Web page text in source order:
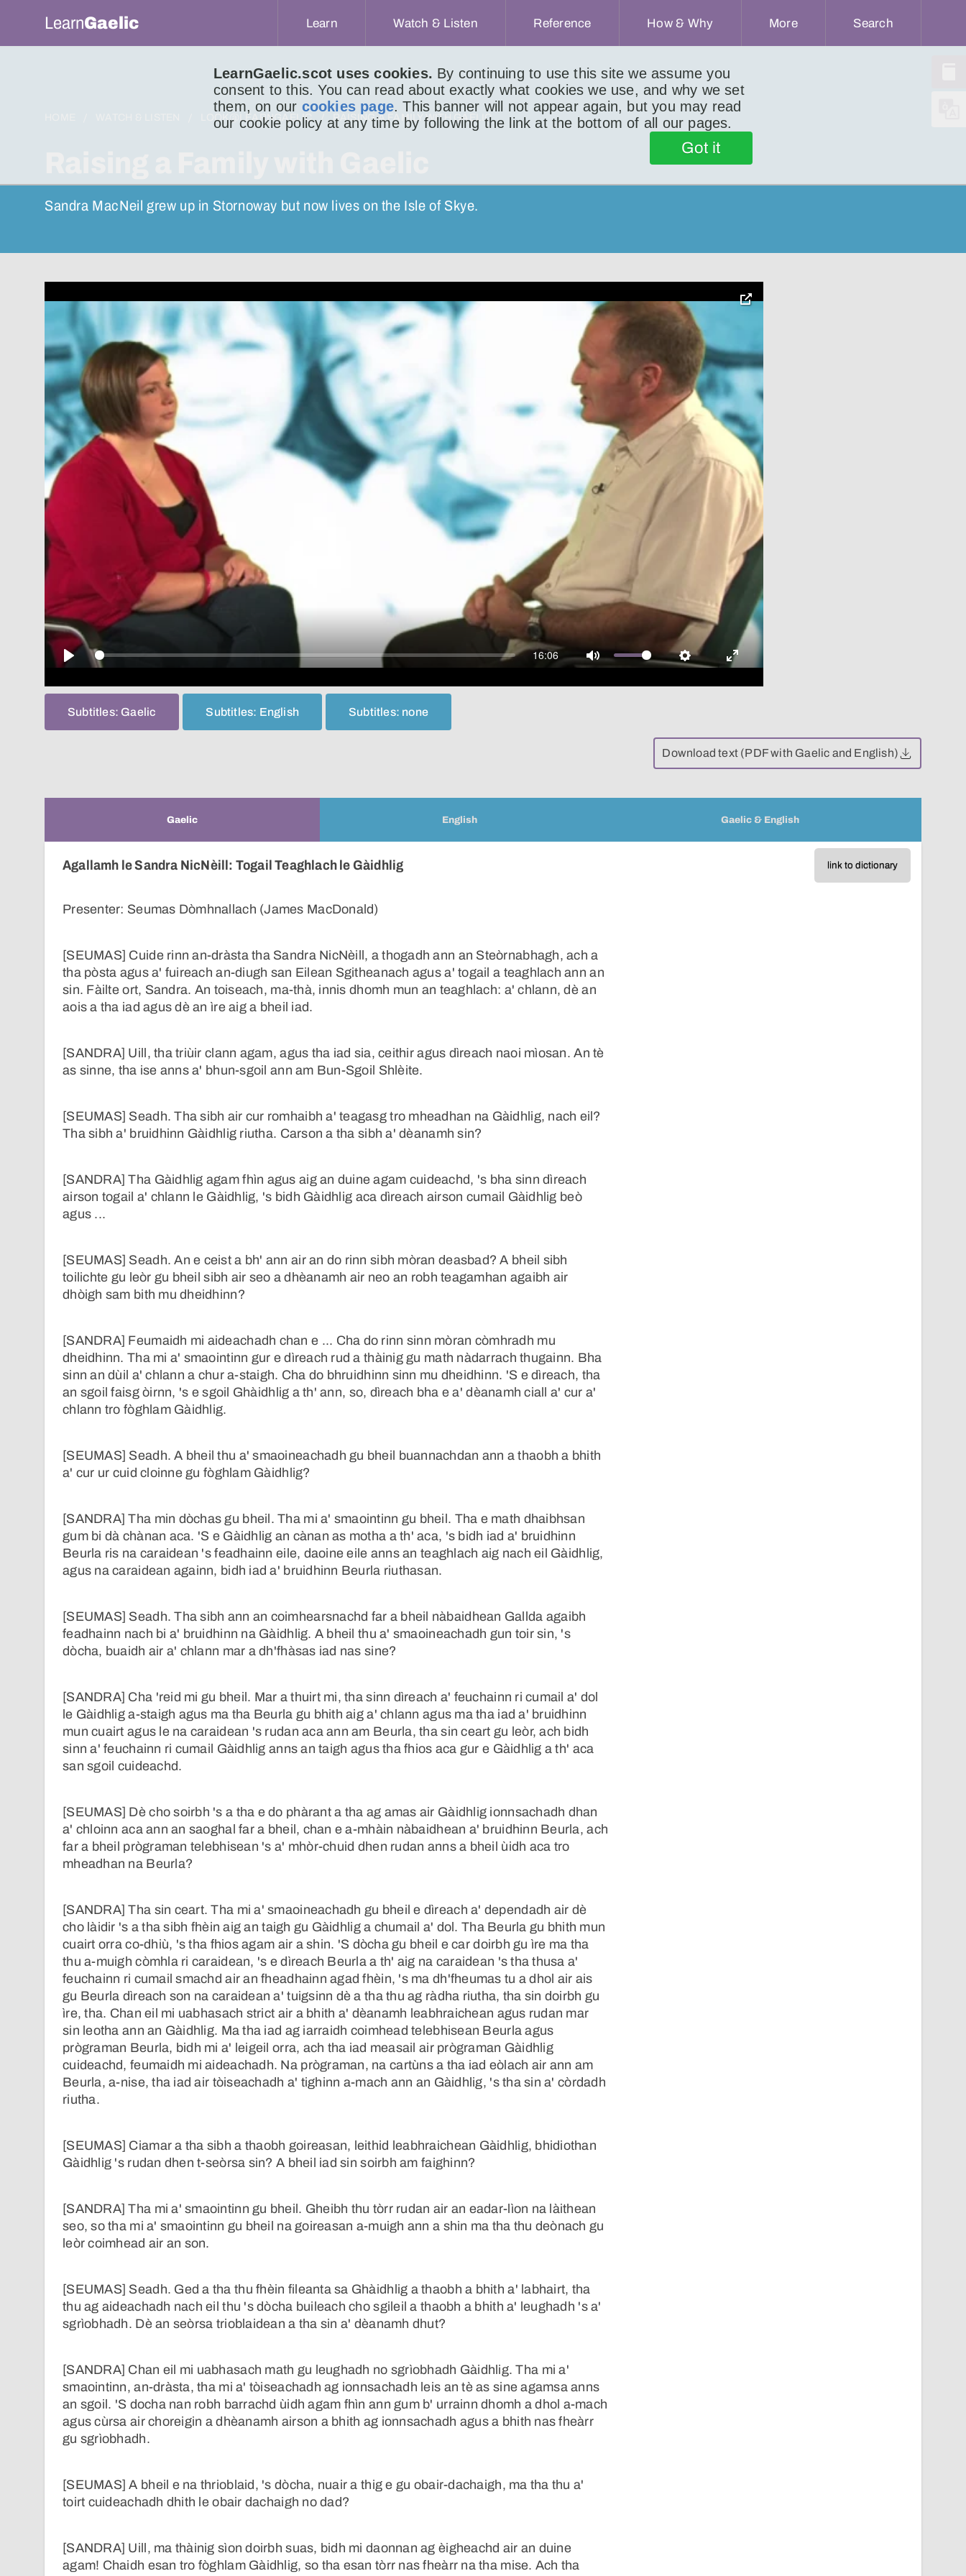
LearnGaelic.scot uses cookies. By continuing to use this site we assume you
consent to this. You can read about exactly what cookies we use, and why we set
them, on our cookies page. This banner will not appear again, but you may read
our cookie policy at any time by following the link at the bottom of all our pages.
Got it
LearnGaelic Learn Watch & Listen Reference How & Why More Search
LOOK@LEARNGAELIC RAISING A FAMILY WITH GAELIC
Sandra MacNeil grew up in Stornoway but now lives on the Isle of Skye.
Play
16:06
Mute Settings Enter
fullscreen
toggle
Subtitles: Gaelic Subtitles: English Subtitles: none
Download text (PDF with Gaelic and English)
Gaelic English Gaelic & English
link to dictionary
Agallamh le Sandra NicNèill: Togail Teaghlach le Gàidhlig
Presenter: Seumas Dòmhnallach (James MacDonald)
[SEUMAS] Cuide rinn an-dràsta tha Sandra NicNèill, a thogadh ann an Steòrnabhagh, ach a
tha pòsta agus a' fuireach an-diugh san Eilean Sgitheanach agus a' togail a teaghlach ann an
sin. Fàilte ort, Sandra. An toiseach, ma-thà, innis dhomh mun an teaghlach: a' chlann, dè an
aois a tha iad agus dè an ìre aig a bheil iad.
[SANDRA] Uill, tha triùir clann agam, agus tha iad sia, ceithir agus dìreach naoi mìosan. An tè
as sinne, tha ise anns a' bhun-sgoil ann am Bun-Sgoil Shlèite.
[SEUMAS] Seadh. Tha sibh air cur romhaibh a' teagasg tro mheadhan na Gàidhlig, nach eil?
Tha sibh a' bruidhinn Gàidhlig riutha. Carson a tha sibh a' dèanamh sin?
[SANDRA] Tha Gàidhlig agam fhìn agus aig an duine agam cuideachd, 's bha sinn dìreach
airson togail a' chlann le Gàidhlig, 's bidh Gàidhlig aca dìreach airson cumail Gàidhlig beò
agus ...
[SEUMAS] Seadh. An e ceist a bh' ann air an do rinn sibh mòran deasbad? A bheil sibh
toilichte gu leòr gu bheil sibh air seo a dhèanamh air neo an robh teagamhan agaibh air
dhòigh sam bith mu dheidhinn?
[SANDRA] Feumaidh mi aideachadh chan e ... Cha do rinn sinn mòran còmhradh mu
dheidhinn. Tha mi a' smaointinn gur e dìreach rud a thàinig gu math nàdarrach thugainn. Bha
sinn an dùil a' chlann a chur a-staigh. Cha do bhruidhinn sinn mu dheidhinn. 'S e dìreach, tha
an sgoil faisg òirnn, 's e sgoil Ghàidhlig a th' ann, so, dìreach bha e a' dèanamh ciall a' cur a'
chlann tro fòghlam Gàidhlig.
[SEUMAS] Seadh. A bheil thu a' smaoineachadh gu bheil buannachdan ann a thaobh a bhith
a' cur ur cuid cloinne gu fòghlam Gàidhlig?
[SANDRA] Tha min dòchas gu bheil. Tha mi a' smaointinn gu bheil. Tha e math dhaibhsan
gum bi dà chànan aca. 'S e Gàidhlig an cànan as motha a th' aca, 's bidh iad a' bruidhinn
Beurla ris na caraidean 's feadhainn eile, daoine eile anns an teaghlach aig nach eil Gàidhlig,
agus na caraidean againn, bidh iad a' bruidhinn Beurla riuthasan.
[SEUMAS] Seadh. Tha sibh ann an coimhearsnachd far a bheil nàbaidhean Gallda agaibh
feadhainn nach bi a' bruidhinn na Gàidhlig. A bheil thu a' smaoineachadh gun toir sin, 's
dòcha, buaidh air a' chlann mar a dh'fhàsas iad nas sine?
[SANDRA] Cha 'reid mi gu bheil. Mar a thuirt mi, tha sinn dìreach a' feuchainn ri cumail a' dol
le Gàidhlig a-staigh agus ma tha Beurla gu bhith aig a' chlann agus ma tha iad a' bruidhinn
mun cuairt agus le na caraidean 's rudan aca ann am Beurla, tha sin ceart gu leòr, ach bidh
sinn a' feuchainn ri cumail Gàidhlig anns an taigh agus tha fhios aca gur e Gàidhlig a th' aca
san sgoil cuideachd.
[SEUMAS] Dè cho soirbh 's a tha e do phàrant a tha ag amas air Gàidhlig ionnsachadh dhan
a' chloinn aca ann an saoghal far a bheil, chan e a-mhàin nàbaidhean a' bruidhinn Beurla, ach
far a bheil prògraman telebhisean 's a' mhòr-chuid dhen rudan anns a bheil ùidh aca tro
mheadhan na Beurla?
[SANDRA] Tha sin ceart. Tha mi a' smaoineachadh gu bheil e dìreach a' dependadh air dè
cho làidir 's a tha sibh fhèin aig an taigh gu Gàidhlig a chumail a' dol. Tha Beurla gu bhith mun
cuairt orra co-dhiù, 's tha fhios agam air a shin. 'S dòcha gu bheil e car doirbh gu ìre ma tha
thu a-muigh còmhla ri caraidean, 's e dìreach Beurla a th' aig na caraidean 's tha thusa a'
feuchainn ri cumail smachd air an fheadhainn agad fhèin, 's ma dh'fheumas tu a dhol air ais
gu Beurla dìreach son na caraidean a' tuigsinn dè a tha thu ag ràdha riutha, tha sin doirbh gu
ìre, tha. Chan eil mi uabhasach strict air a bhith a' dèanamh leabhraichean agus rudan mar
sin leotha ann an Gàidhlig. Ma tha iad ag iarraidh coimhead telebhisean Beurla agus
prògraman Beurla, bidh mi a' leigeil orra, ach tha iad measail air prògraman Gàidhlig
cuideachd, feumaidh mi aideachadh. Na prògraman, na cartùns a tha iad eòlach air ann am
Beurla, a-nise, tha iad air tòiseachadh a' tighinn a-mach ann an Gàidhlig, 's tha sin a' còrdadh
riutha.
[SEUMAS] Ciamar a tha sibh a thaobh goireasan, leithid leabhraichean Gàidhlig, bhidiothan
Gàidhlig 's rudan dhen t-seòrsa sin? A bheil iad sin soirbh am faighinn?
[SANDRA] Tha mi a' smaointinn gu bheil. Gheibh thu tòrr rudan air an eadar-lìon na làithean
seo, so tha mi a' smaointinn gu bheil na goireasan a-muigh ann a shin ma tha thu deònach gu
leòr coimhead air an son.
[SEUMAS] Seadh. Ged a tha thu fhèin fileanta sa Ghàidhlig a thaobh a bhith a' labhairt, tha
thu ag aideachadh nach eil thu 's dòcha buileach cho sgileil a thaobh a bhith a' leughadh 's a'
sgrìobhadh. Dè an seòrsa trioblaidean a tha sin a' dèanamh dhut?
[SANDRA] Chan eil mi uabhasach math gu leughadh no sgrìobhadh Gàidhlig. Tha mi a'
smaointinn, an-dràsta, tha mi a' tòiseachadh ag ionnsachadh leis an tè as sine agamsa anns
an sgoil. 'S docha nan robh barrachd ùidh agam fhìn ann gum b' urrainn dhomh a dhol a-mach
agus cùrsa air choreigin a dhèanamh airson a bhith ag ionnsachadh agus a bhith nas fheàrr
gu sgrìobhadh.
[SEUMAS] A bheil e na thrioblaid, 's dòcha, nuair a thig e gu obair-dachaigh, ma tha thu a'
toirt cuideachadh dhith le obair dachaigh no dad?
[SANDRA] Uill, ma thàinig sìon doirbh suas, bidh mi daonnan ag èigheachd air an duine
agam! Chaidh esan tro fòghlam Gàidhlig, so tha esan tòrr nas fheàrr na tha mise. Ach tha